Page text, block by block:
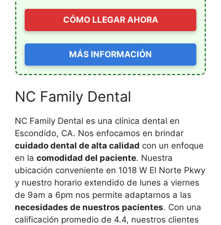
CÓMO LLEGAR AHORA
MÁS INFORMACIÓN
NC Family Dental
NC Family Dental es una clínica dental en
Escondido, CA. Nos enfocamos en brindar
cuidado dental de alta calidad con un enfoque
en la comodidad del paciente. Nuestra
ubicación conveniente en 1018 W El Norte Pkwy
y nuestro horario extendido de lunes a viernes
de 9am a 6pm nos permite adaptarnos a las
necesidades de nuestros pacientes. Con una
calificación promedio de 4.4, nuestros clientes